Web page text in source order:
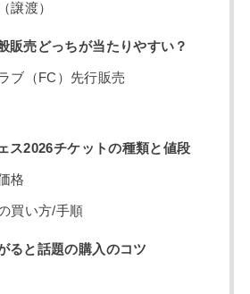
譲渡）
販売どっちが当たりやすい？
ブ（FC）先行販売
ス2026チケットの種類と値段
格
買い方/手順
ると話題の購入のコツ